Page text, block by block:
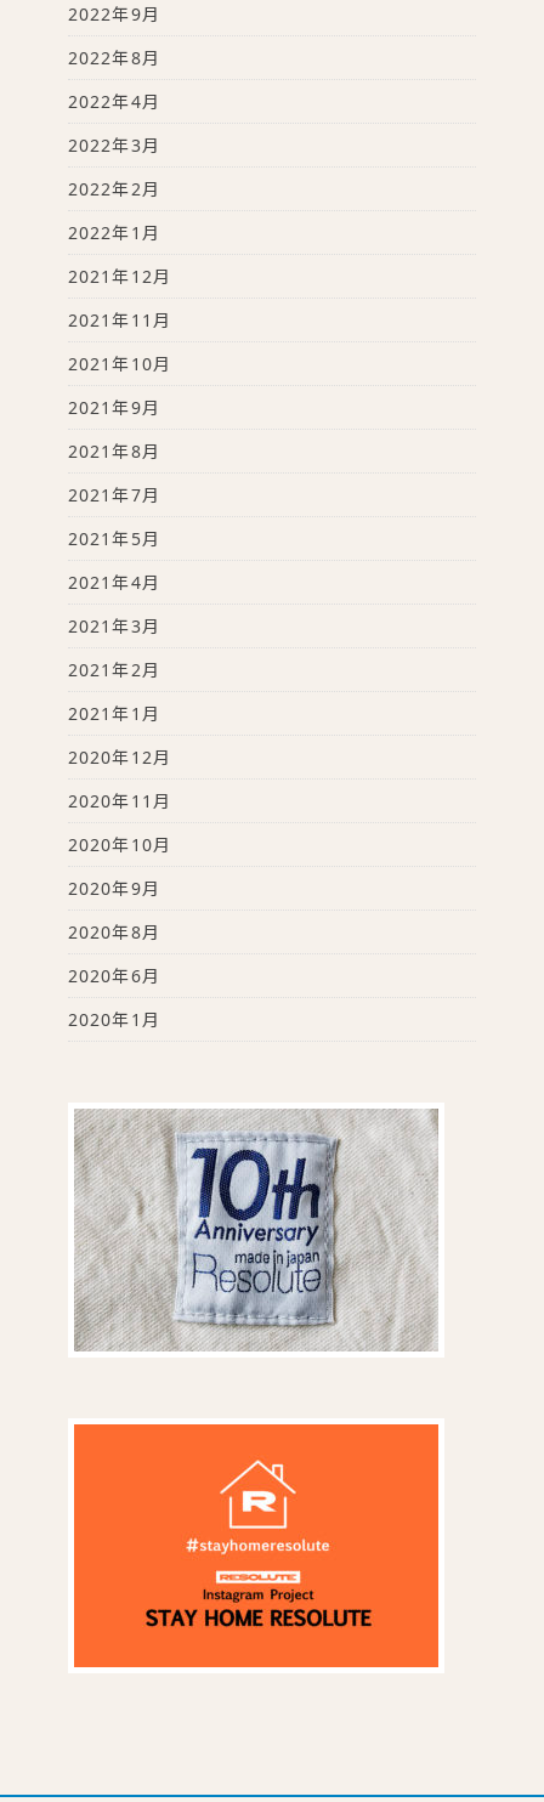
2022年9月
2022年8月
2022年4月
2022年3月
2022年2月
2022年1月
2021年12月
2021年11月
2021年10月
2021年9月
2021年8月
2021年7月
2021年5月
2021年4月
2021年3月
2021年2月
2021年1月
2020年12月
2020年11月
2020年10月
2020年9月
2020年8月
2020年6月
2020年1月